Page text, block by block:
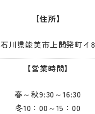
【住所】
石川県能美市上開発町イ8
【営業時間】
春～秋9:30～16:30
冬10：00～15：00